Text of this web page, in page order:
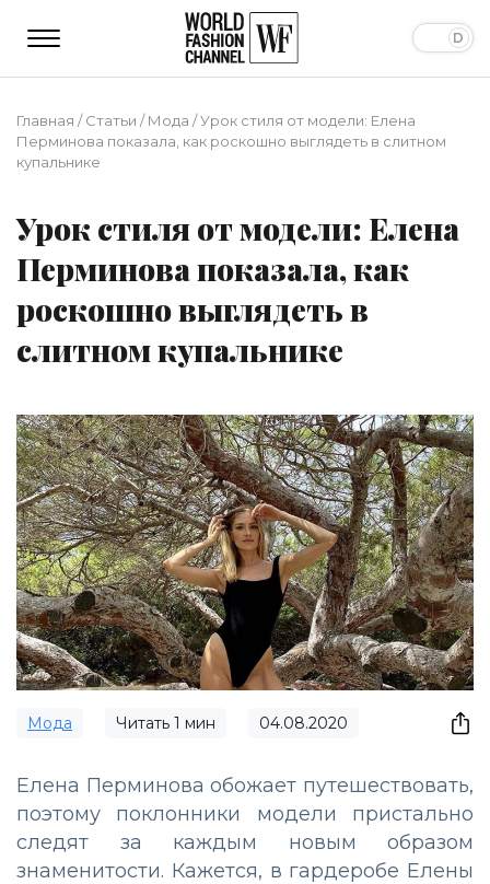
Главная /Статьи /Мода /Урок стиля от модели: Елена
Перминова показала, как роскошно выглядеть в слитном
купальнике
Урок стиля от модели: Елена
Перминова показала, как
роскошно выглядеть в
слитном купальнике
Мода Читать 1 мин 04.08.2020
Елена Перминова обожает путешествовать,
поэтому поклонники модели пристально
следят за каждым новым образом
знаменитости. Кажется, в гардеробе Елены